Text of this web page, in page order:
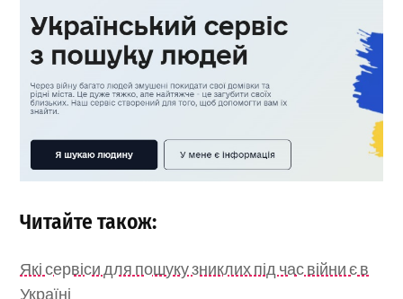
Читайте також:
Які сервіси для пошуку зниклих під час війни є в
Україні